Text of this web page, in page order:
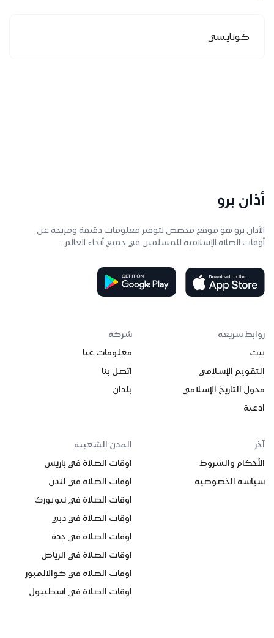
كوتايسي
أذان برو
الأذان برو هو موقع مخصص لتوفير معلومات دقيقة ومريحة عن
أوقات الصلاة الإسلامية للمسلمين في جميع أنحاء العالم.
روابط سريعة
بيت
التقويم الإسلامي
محول التاريخ الإسلامي
ادعية
شركة
معلومات عنا
اتصل بنا
بلدان
آخر
الأحكام والشروط
سياسة الخصوصية
المدن الشعبية
اوقات الصلاة في باريس
اوقات الصلاة في لندن
اوقات الصلاة في نيويورك
اوقات الصلاة في دبي
اوقات الصلاة في جدة
اوقات الصلاة في الرياض
اوقات الصلاة في كوالالمبور
اوقات الصلاة في اسطنبول